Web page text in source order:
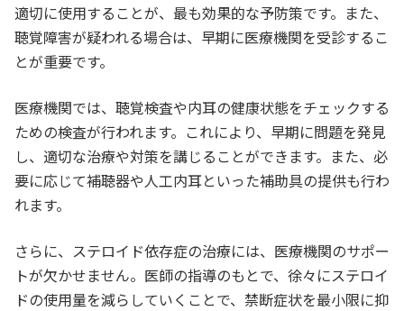
適切に使用することが、最も効果的な予防策です。また、
聴覚障害が疑われる場合は、早期に医療機関を受診するこ
とが重要です。
医療機関では、聴覚検査や内耳の健康状態をチェックする
ための検査が行われます。これにより、早期に問題を発見
し、適切な治療や対策を講じることができます。また、必
要に応じて補聴器や人工内耳といった補助具の提供も行わ
れます。
さらに、ステロイド依存症の治療には、医療機関のサポー
トが欠かせません。医師の指導のもとで、徐々にステロイ
ドの使用量を減らしていくことで、禁断症状を最小限に抑